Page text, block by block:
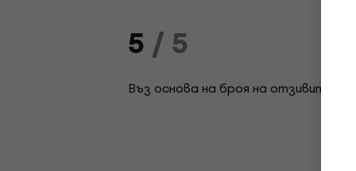
5/ 5
Въз основа на броя на отзивите: 1